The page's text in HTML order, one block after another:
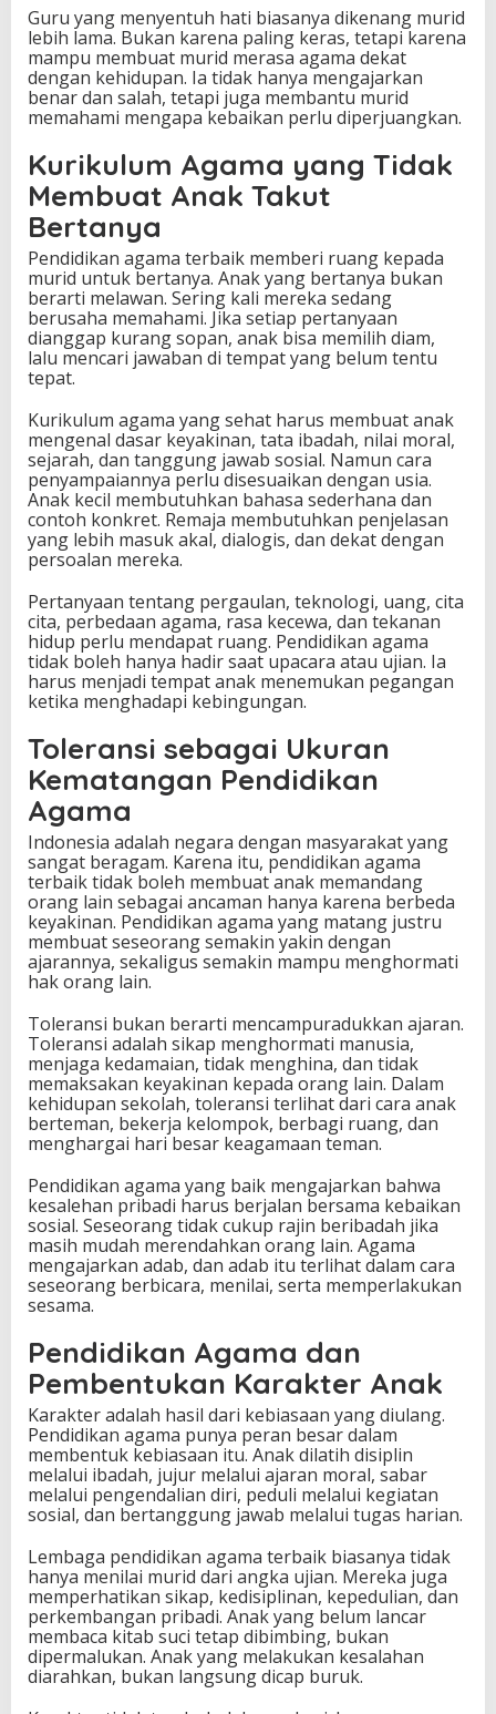
Guru yang menyentuh hati biasanya dikenang murid
lebih lama. Bukan karena paling keras, tetapi karena
mampu membuat murid merasa agama dekat
dengan kehidupan. Ia tidak hanya mengajarkan
benar dan salah, tetapi juga membantu murid
memahami mengapa kebaikan perlu diperjuangkan.
Kurikulum Agama yang Tidak
Membuat Anak Takut
Bertanya
Pendidikan agama terbaik memberi ruang kepada
murid untuk bertanya. Anak yang bertanya bukan
berarti melawan. Sering kali mereka sedang
berusaha memahami. Jika setiap pertanyaan
dianggap kurang sopan, anak bisa memilih diam,
lalu mencari jawaban di tempat yang belum tentu
tepat.
Kurikulum agama yang sehat harus membuat anak
mengenal dasar keyakinan, tata ibadah, nilai moral,
sejarah, dan tanggung jawab sosial. Namun cara
penyampaiannya perlu disesuaikan dengan usia.
Anak kecil membutuhkan bahasa sederhana dan
contoh konkret. Remaja membutuhkan penjelasan
yang lebih masuk akal, dialogis, dan dekat dengan
persoalan mereka.
Pertanyaan tentang pergaulan, teknologi, uang, cita
cita, perbedaan agama, rasa kecewa, dan tekanan
hidup perlu mendapat ruang. Pendidikan agama
tidak boleh hanya hadir saat upacara atau ujian. Ia
harus menjadi tempat anak menemukan pegangan
ketika menghadapi kebingungan.
Toleransi sebagai Ukuran
Kematangan Pendidikan
Agama
Indonesia adalah negara dengan masyarakat yang
sangat beragam. Karena itu, pendidikan agama
terbaik tidak boleh membuat anak memandang
orang lain sebagai ancaman hanya karena berbeda
keyakinan. Pendidikan agama yang matang justru
membuat seseorang semakin yakin dengan
ajarannya, sekaligus semakin mampu menghormati
hak orang lain.
Toleransi bukan berarti mencampuradukkan ajaran.
Toleransi adalah sikap menghormati manusia,
menjaga kedamaian, tidak menghina, dan tidak
memaksakan keyakinan kepada orang lain. Dalam
kehidupan sekolah, toleransi terlihat dari cara anak
berteman, bekerja kelompok, berbagi ruang, dan
menghargai hari besar keagamaan teman.
Pendidikan agama yang baik mengajarkan bahwa
kesalehan pribadi harus berjalan bersama kebaikan
sosial. Seseorang tidak cukup rajin beribadah jika
masih mudah merendahkan orang lain. Agama
mengajarkan adab, dan adab itu terlihat dalam cara
seseorang berbicara, menilai, serta memperlakukan
sesama.
Pendidikan Agama dan
Pembentukan Karakter Anak
Karakter adalah hasil dari kebiasaan yang diulang.
Pendidikan agama punya peran besar dalam
membentuk kebiasaan itu. Anak dilatih disiplin
melalui ibadah, jujur melalui ajaran moral, sabar
melalui pengendalian diri, peduli melalui kegiatan
sosial, dan bertanggung jawab melalui tugas harian.
Lembaga pendidikan agama terbaik biasanya tidak
hanya menilai murid dari angka ujian. Mereka juga
memperhatikan sikap, kedisiplinan, kepedulian, dan
perkembangan pribadi. Anak yang belum lancar
membaca kitab suci tetap dibimbing, bukan
dipermalukan. Anak yang melakukan kesalahan
diarahkan, bukan langsung dicap buruk.